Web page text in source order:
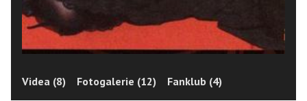
Videa (8) Fotogalerie (12) Fanklub (4)